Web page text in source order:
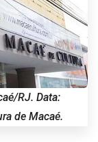
RJ. Data:
de Macaé.